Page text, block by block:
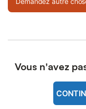
Vous n'avez